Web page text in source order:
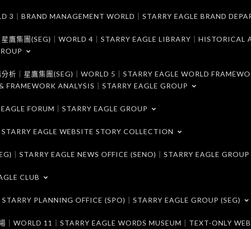
3｜BRAND MANAGEMENT WORLD｜STARRY EAGLE BRAND
鷹集團(SEG)｜WORLD 4｜STARRY EAGLE LIBRARY｜HISTORICAL
析｜星鷹集團(SEG)｜WORLD 5｜STARRY EAGLE WORLD
ANALYSIS｜STARRY EAGLE GROUP
FORUM｜STARRY EAGLE GROUP
EAGLE WEBSITE STORY COLLECTION
｜STARRY EAGLE NEWS OFFICE (SENO)｜STARRY EAGLE GROUP
CLUB
PLANNING OFFICE (SPO)｜STARRY EAGLE GROUP (SEG)
｜WORLD 11｜STARRY EAGLE WORDS MUSEUM｜TEXT-ONLY